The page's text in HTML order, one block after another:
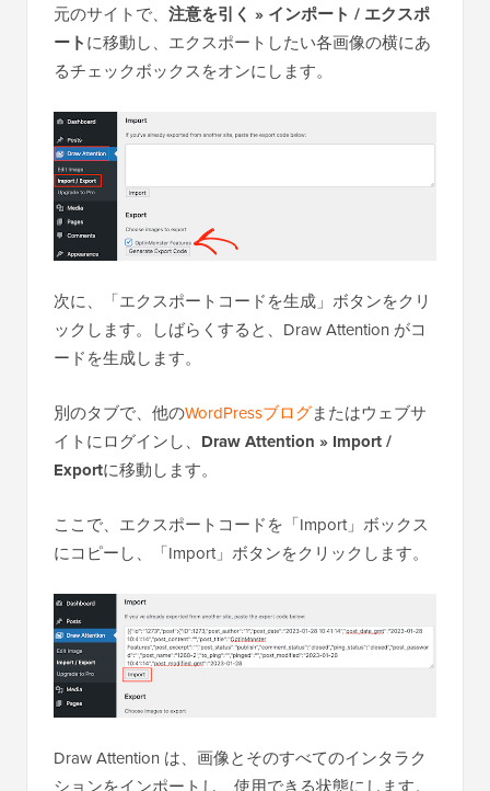
元のサイトで、 注意を引く » インポート / エクスポ
ートに移動し、エクスポートしたい各画像の横にあ
るチェックボックスをオンにします。
次に、「エクスポートコードを生成」ボタンをクリ
ックします。しばらくすると、Draw Attention がコ
ードを生成します。
別のタブで、他のWordPressブログまたはウェブサ
イトにログインし、 Draw Attention » Import /
Exportに移動します。
ここで、エクスポートコードを「Import」ボックス
にコピーし、「Import」ボタンをクリックします。
Draw Attention は、画像とそのすべてのインタラク
ションをインポートし、使用できる状態にします。